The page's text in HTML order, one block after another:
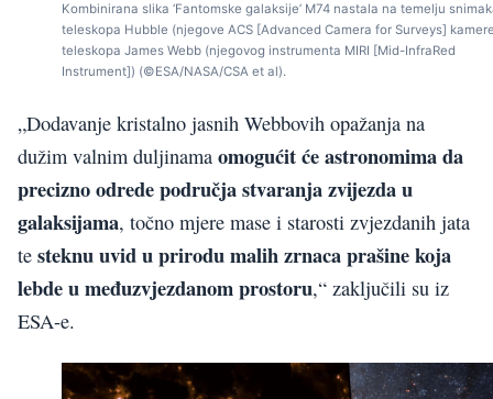
Kombinirana slika ‘Fantomske galaksije’ M74 nastala na temelju
teleskopa Hubble (njegove ACS [Advanced Camera for Surveys]
teleskopa James Webb (njegovog instrumenta MIRI [Mid-InfraRed
Instrument]) (©ESA/NASA/CSA et al).
„Dodavanje kristalno jasnih Webbovih opažanja na
dužim valnim duljinama omogućit će astronomima da
precizno odrede područja stvaranja zvijezda u
galaksijama, točno mjere mase i starosti zvjezdanih jata
te steknu uvid u prirodu malih zrnaca prašine koja
lebde u međuzvjezdanom prostoru,“ zaključili su iz
ESA-e.